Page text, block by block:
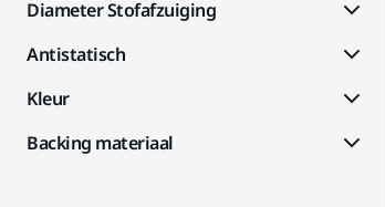
Diameter Stofafzuiging
Antistatisch
Kleur
Backing materiaal